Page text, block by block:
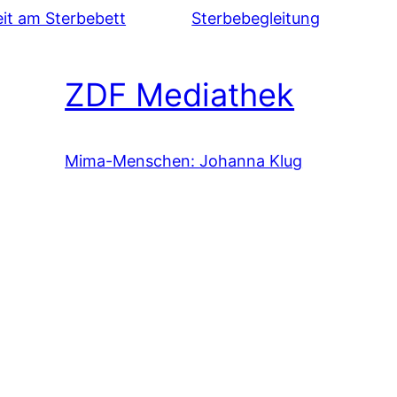
am Sterbebett Sterbebegleitung
ZDF Mediathek
Mima-Menschen: Johanna Klug